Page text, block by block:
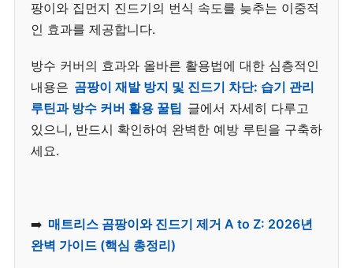
팡이와 집먼지 진드기의 번식 속도를 늦추는 이중적
인 효과를 제공합니다.
방수 커버의 효과와 올바른 활용법에 대한 심층적인
내용은 곰팡이 재발 방지 및 진드기 차단: 습기 관리
루틴과 방수 커버 활용 꿀팁 글에서 자세히 다루고
있으니, 반드시 확인하여 완벽한 예방 루틴을 구축하
세요.
➡️ 매트리스 곰팡이와 진드기 제거 A to Z: 2026년
완벽 가이드 (핵심 총정리)